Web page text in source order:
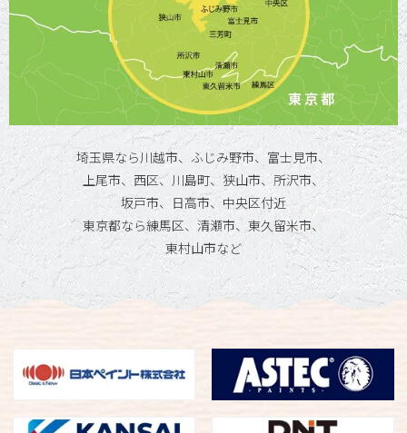
埼玉県なら川越市、ふじみ野市、富士見市、
上尾市、西区、川島町、狭山市、所沢市、
坂戸市、日高市、中央区付近
東京都なら練馬区、清瀬市、東久留米市、
東村山市など